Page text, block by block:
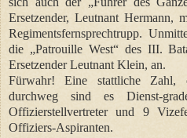
Ersetzender, Leutnant Hermann,
Regimentsfernsprechtrupp.
die „Patrouille West“ des III.
Ersetzender Leutnant Klein, an.
Fürwahr! Eine stattliche Zahl,
durchweg sind es Dienst-
Offizierstellvertreter und 9
Offiziers-Aspiranten.